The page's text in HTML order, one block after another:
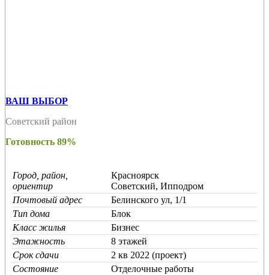
ВАШ ВЫБОР
Советский район
Готовность 89%
Город, район,
ориентир
Красноярск
Советский, Ипподром
Почтовый адрес
Белинского ул, 1/1
Тип дома
Блок
Класс жилья
Бизнес
Этажность
8 этажей
Срок сдачи
2 кв 2022 (проект)
Состояние
Отделочные работы